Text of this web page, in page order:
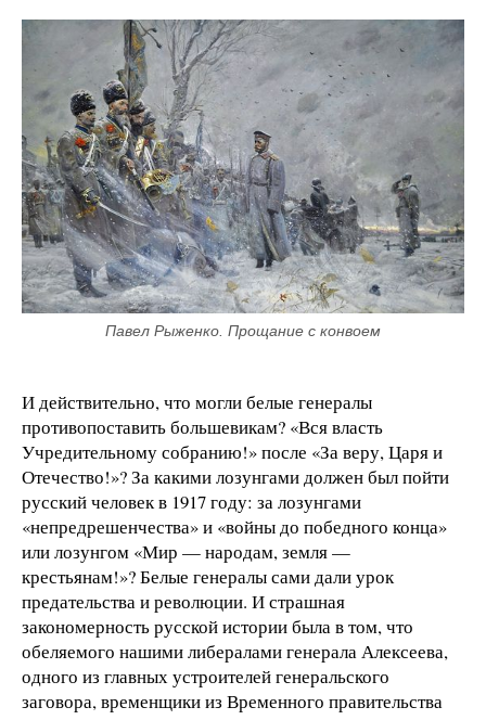
Павел Рыженко. Прощание с конвоем
И действительно, что могли белые генералы
противопоставить большевикам? «Вся власть
Учредительному собранию!» после «За веру, Царя и
Отечество!»? За какими лозунгами должен был пойти
русский человек в 1917 году: за лозунгами
«непредрешенчества» и «войны до победного конца»
или лозунгом «Мир — народам, земля —
крестьянам!»? Белые генералы сами дали урок
предательства и революции. И страшная
закономерность русской истории была в том, что
обеляемого нашими либералами генерала Алексеева,
одного из главных устроителей генеральского
заговора, временщики из Временного правительства